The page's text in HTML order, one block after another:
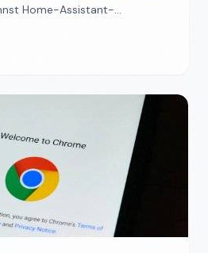
Home-Assistant-